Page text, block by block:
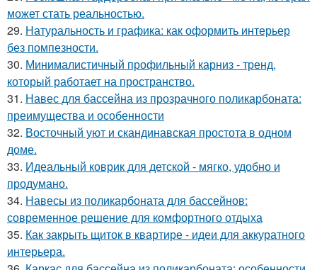
может стать реальностью.
29. Натуральность и графика: как оформить интерьер
без помпезности.
30. Минималистичный профильный карниз - тренд,
который работает на пространство.
31. Навес для бассейна из прозрачного поликарбоната:
преимущества и особенности
32. Восточный уют и скандинавская простота в одном
доме.
33. Идеальный коврик для детской - мягко, удобно и
продумано.
34. Навесы из поликарбоната для бассейнов:
современное решение для комфортного отдыха
35. Как закрыть щиток в квартире - идеи для аккуратного
интерьера.